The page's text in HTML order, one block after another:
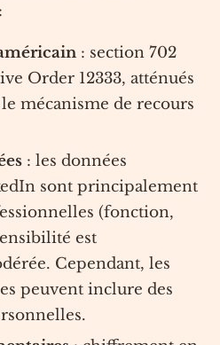
: section 702
Order 12333, atténués
mécanisme de recours
: les données
sont principalement
(fonction,
est
Cependant, les
peuvent inclure des